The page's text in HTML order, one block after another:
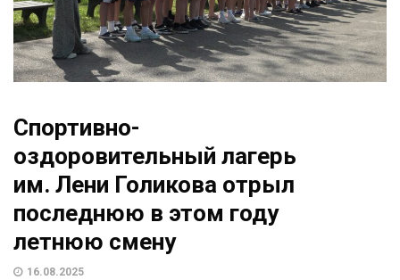
Спортивно-
оздоровительный лагерь
им. Лени Голикова отрыл
последнюю в этом году
летнюю смену
16.08.2025